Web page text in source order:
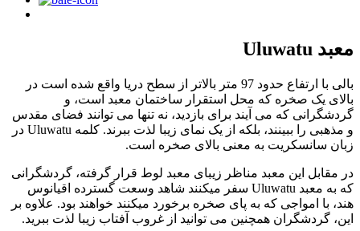
معبد Uluwatu
بالی با ارتفاع حدود 97 متر بالاتر از سطح دریا واقع شده است در
بالای یک صخره که محل استقرار ساختمان معبد است، و
گردشگرانی که می آیند برای بازدید، نه تنها می توانند فضای مقدس
و مذهبی را ببینند، بلکه از یک نمای زیبا لذت ببرند. کلمه Uluwatu در
زبان سانسکریت به معنی بالای صخره است.
در مقابل این معبد مناظر زیبای معبد لوط قرار گرفته، گردشگرانی
که به معبد Uluwatu سفر میکنند شاهد وسعت گسترده اقیانوس
هند، با امواجی که به پای صخره برخورد میکنند خواهند بود. علاوه بر
این، گردشگران همچنین می توانید از غروب آفتاب زیبا لذت ببرید.